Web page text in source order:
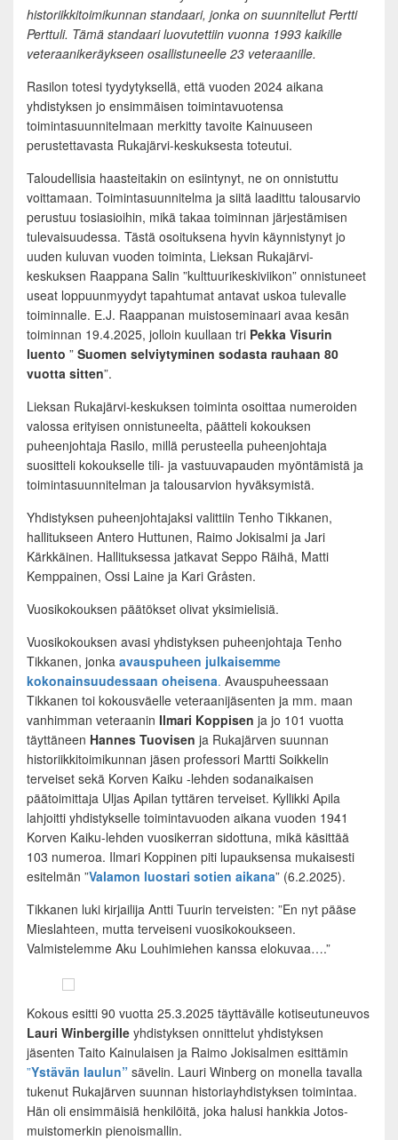
historiikkitoimikunnan standaari, jonka on suunnitellut Pertti
Perttuli. Tämä standaari luovutettiin vuonna 1993 kaikille
veteraanikeräykseen osallistuneelle 23 veteraanille.
Rasilon totesi tyydytyksellä, että vuoden 2024 aikana
yhdistyksen jo ensimmäisen toimintavuotensa
toimintasuunnitelmaan merkitty tavoite Kainuuseen
perustettavasta Rukajärvi-keskuksesta toteutui.
Taloudellisia haasteitakin on esiintynyt, ne on onnistuttu
voittamaan. Toimintasuunnitelma ja siitä laadittu talousarvio
perustuu tosiasioihin, mikä takaa toiminnan järjestämisen
tulevaisuudessa. Tästä osoituksena hyvin käynnistynyt jo
uuden kuluvan vuoden toiminta, Lieksan Rukajärvi-
keskuksen Raappana Salin ”kulttuurikeskiviikon” onnistuneet
useat loppuunmyydyt tapahtumat antavat uskoa tulevalle
toiminnalle. E.J. Raappanan muistoseminaari avaa kesän
toiminnan 19.4.2025, jolloin kuullaan tri Pekka Visurin
luento ” Suomen selviytyminen sodasta rauhaan 80
vuotta sitten”.
Lieksan Rukajärvi-keskuksen toiminta osoittaa numeroiden
valossa erityisen onnistuneelta, päätteli kokouksen
puheenjohtaja Rasilo, millä perusteella puheenjohtaja
suositteli kokoukselle tili- ja vastuuvapauden myöntämistä ja
toimintasuunnitelman ja talousarvion hyväksymistä.
Yhdistyksen puheenjohtajaksi valittiin Tenho Tikkanen,
hallitukseen Antero Huttunen, Raimo Jokisalmi ja Jari
Kärkkäinen. Hallituksessa jatkavat Seppo Räihä, Matti
Kemppainen, Ossi Laine ja Kari Gråsten.
Vuosikokouksen päätökset olivat yksimielisiä.
Vuosikokouksen avasi yhdistyksen puheenjohtaja Tenho
Tikkanen, jonka avauspuheen julkaisemme
kokonainsuudessaan oheisena. Avauspuheessaan
Tikkanen toi kokousväelle veteraanijäsenten ja mm. maan
vanhimman veteraanin Ilmari Koppisen ja jo 101 vuotta
täyttäneen Hannes Tuovisen ja Rukajärven suunnan
historiikkitoimikunnan jäsen professori Martti Soikkelin
terveiset sekä Korven Kaiku -lehden sodanaikaisen
päätoimittaja Uljas Apilan tyttären terveiset. Kyllikki Apila
lahjoitti yhdistykselle toimintavuoden aikana vuoden 1941
Korven Kaiku-lehden vuosikerran sidottuna, mikä käsittää
103 numeroa. Ilmari Koppinen piti lupauksensa mukaisesti
esitelmän ”Valamon luostari sotien aikana” (6.2.2025).
Tikkanen luki kirjailija Antti Tuurin terveisten: ”En nyt pääse
Mieslahteen, mutta terveiseni vuosikokoukseen.
Valmistelemme Aku Louhimiehen kanssa elokuvaa….”
Kokous esitti 90 vuotta 25.3.2025 täyttävälle kotiseutuneuvos
Lauri Winbergille yhdistyksen onnittelut yhdistyksen
jäsenten Taito Kainulaisen ja Raimo Jokisalmen esittämin
”Ystävän laulun” sävelin. Lauri Winberg on monella tavalla
tukenut Rukajärven suunnan historiayhdistyksen toimintaa.
Hän oli ensimmäisiä henkilöitä, joka halusi hankkia Jotos-
muistomerkin pienoismallin.